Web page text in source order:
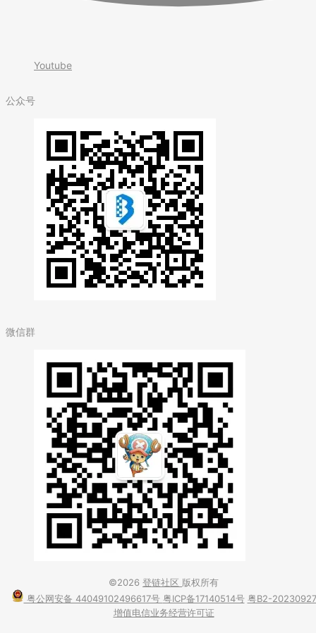
Youtube
公众号
微信群
©2026 登链社区 版权所有
粤公网安备 44049102496617号 粤ICP备17140514号 粤B2-20230927
增值电信业务经营许可证